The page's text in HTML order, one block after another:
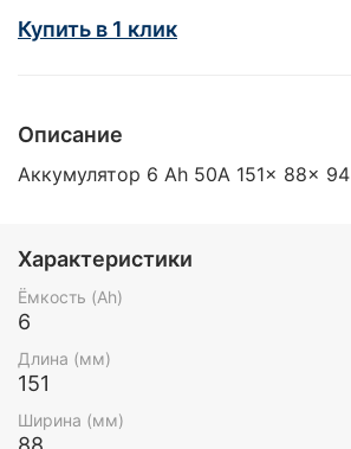
Купить в 1 клик
Описание
Аккумулятор 6 Ah 50A 151x 88x 94
Характеристики
Ёмкость (Ah)
6
Длина (мм)
151
Ширина (мм)